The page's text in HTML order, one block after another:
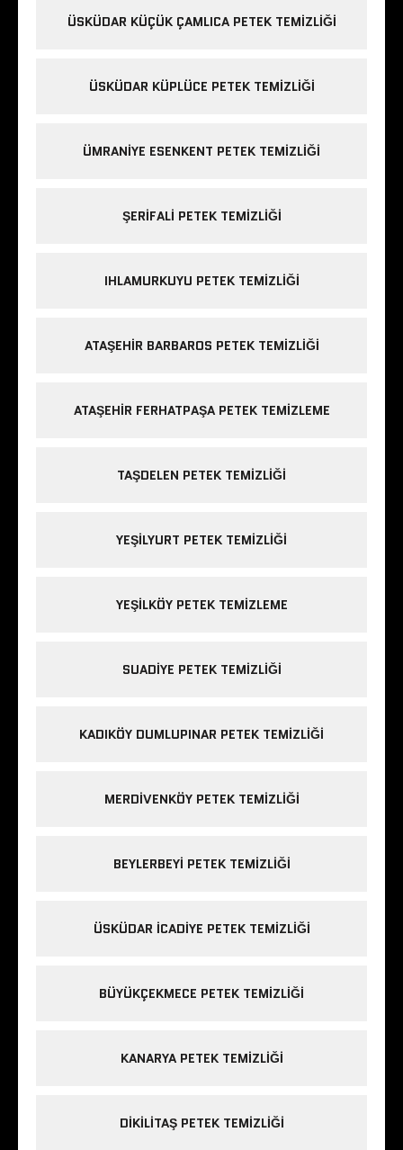
ÜSKÜDAR KÜÇÜK ÇAMLICA PETEK TEMIZLIĞI
ÜSKÜDAR KÜPLÜCE PETEK TEMIZLIĞI
ÜMRANIYE ESENKENT PETEK TEMIZLIĞI
ŞERIFALI PETEK TEMIZLIĞI
IHLAMURKUYU PETEK TEMIZLIĞI
ATAŞEHIR BARBAROS PETEK TEMIZLIĞI
ATAŞEHIR FERHATPAŞA PETEK TEMIZLEME
TAŞDELEN PETEK TEMIZLIĞI
YEŞILYURT PETEK TEMIZLIĞI
YEŞILKÖY PETEK TEMIZLEME
SUADIYE PETEK TEMIZLIĞI
KADIKÖY DUMLUPINAR PETEK TEMIZLIĞI
MERDIVENKÖY PETEK TEMIZLIĞI
BEYLERBEYI PETEK TEMIZLIĞI
ÜSKÜDAR ICADIYE PETEK TEMIZLIĞI
BÜYÜKÇEKMECE PETEK TEMIZLIĞI
KANARYA PETEK TEMIZLIĞI
DIKILITAŞ PETEK TEMIZLIĞI